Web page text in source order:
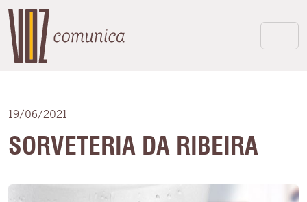
19/06/2021
SORVETERIA DA RIBEIRA